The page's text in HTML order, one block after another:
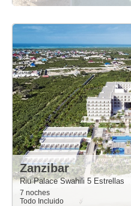
Zanzibar
Riu Palace Swahili 5 Estrellas
7 noches
Todo Incluido